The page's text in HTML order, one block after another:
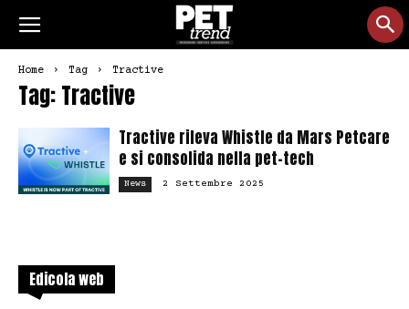
Home Tag Tractive
Tag: Tractive
Tractive rileva Whistle da Mars Petcare
e si consolida nella pet-tech
News 2 Settembre 2025
Edicola web